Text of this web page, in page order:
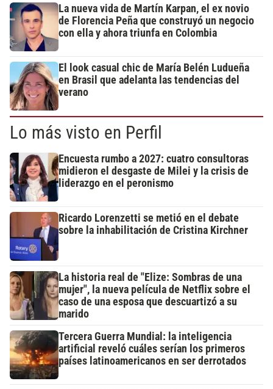
La nueva vida de Martín Karpan, el ex novio
de Florencia Peña que construyó un negocio
con ella y ahora triunfa en Colombia
El look casual chic de María Belén Ludueña
en Brasil que adelanta las tendencias del
verano
Lo más visto en Perfil
Encuesta rumbo a 2027: cuatro consultoras
midieron el desgaste de Milei y la crisis de
liderazgo en el peronismo
Ricardo Lorenzetti se metió en el debate
sobre la inhabilitación de Cristina Kirchner
La historia real de "Elize: Sombras de una
mujer", la nueva película de Netflix sobre el
caso de una esposa que descuartizó a su
marido
Tercera Guerra Mundial: la inteligencia
artificial reveló cuáles serían los primeros
países latinoamericanos en ser derrotados